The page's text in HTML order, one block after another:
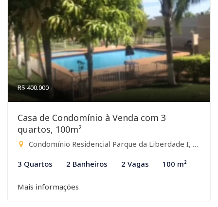
R$ 400.000
Casa de Condomínio à Venda com 3
quartos, 100m²
Condomínio Residencial Parque da Liberdade I, São José do Rio Preto-SP
3 Quartos 2 Banheiros 2 Vagas 100 m²
Mais informações